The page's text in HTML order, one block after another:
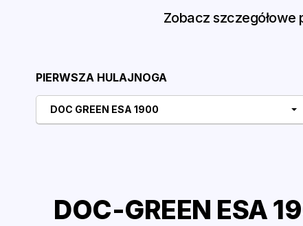
Zobacz
PIERWSZA HULAJNOGA
DOC GREEN ESA 1900
DOC-GREEN ESA